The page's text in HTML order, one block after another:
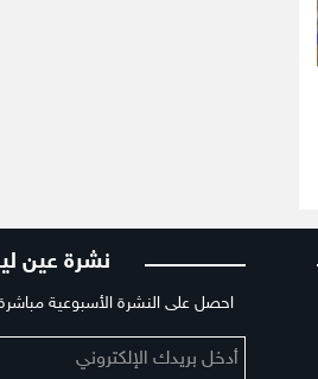
نشرة عين
احصل على النشرة الأسبوعية